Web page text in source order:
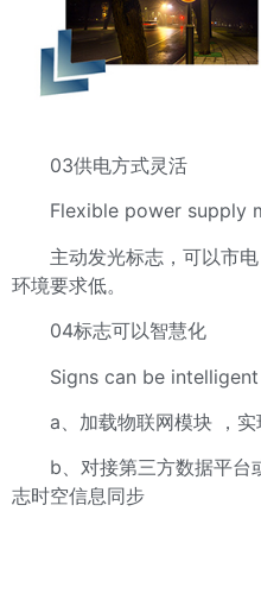
03供电方式灵活
Flexible power supply
主动发光标志，可以市电
环境要求低。
04标志可以智慧化
Signs can be intelligent
a、加载物联网模块 ，实
b、对接第三方数据平台
志时空信息同步